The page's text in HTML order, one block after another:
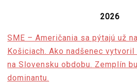
2026
SME – Američania sa pýtajú už
Košiciach. Ako nadšenec vytvoril
na Slovensku obdobu. Zemplín
dominantu.